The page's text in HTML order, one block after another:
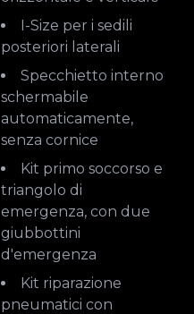
i-Size per i sedili
posteriori laterali
Specchietto interno
schermabile
automaticamente,
senza cornice
Kit primo soccorso e
triangolo di
emergenza, con due
giubbottini
d'emergenza
Kit riparazione
pneumatici con